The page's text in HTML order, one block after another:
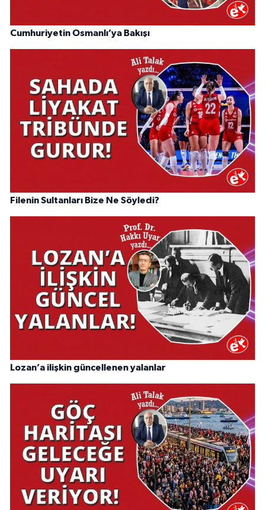
Cumhuriyetin Osmanlı’ya Bakışı
Filenin Sultanları Bize Ne Söyledi?
Lozan’a ilişkin güncellenen yalanlar